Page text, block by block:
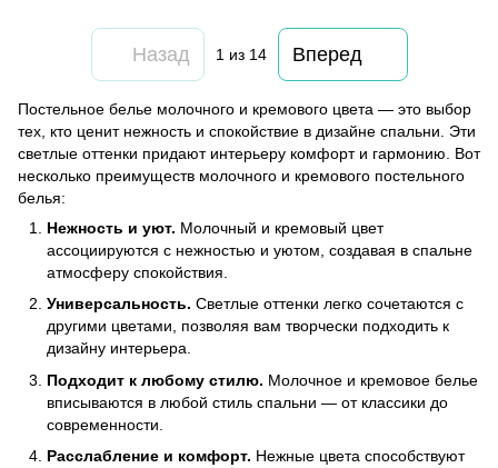
Назад 1 из 14 Вперед
Постельное белье молочного и кремового цвета — это выбор
тех, кто ценит нежность и спокойствие в дизайне спальни. Эти
светлые оттенки придают интерьеру комфорт и гармонию. Вот
несколько преимуществ молочного и кремового постельного
белья:
Нежность и уют. Молочный и кремовый цвет
ассоциируются с нежностью и уютом, создавая в спальне
атмосферу спокойствия.
Универсальность. Светлые оттенки легко сочетаются с
другими цветами, позволяя вам творчески подходить к
дизайну интерьера.
Подходит к любому стилю. Молочное и кремовое белье
вписываются в любой стиль спальни — от классики до
современности.
Расслабление и комфорт. Нежные цвета способствуют